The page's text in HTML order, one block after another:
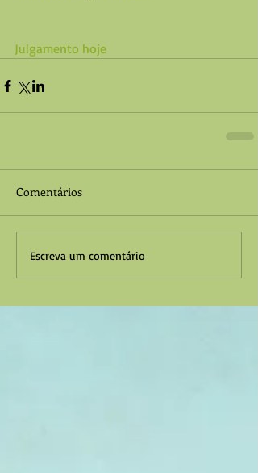
Julgamento hoje
Comentários
Escreva um comentário